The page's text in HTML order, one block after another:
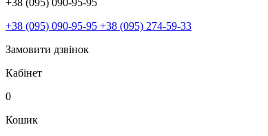
+38 (095) 090-95-95
+38 (095) 090-95-95 +38 (095) 274-59-33
Замовити дзвінок
Кабінет
0
Кошик